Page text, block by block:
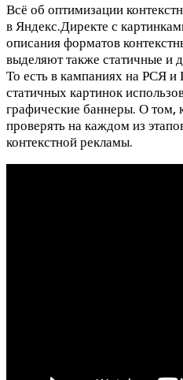
Всё об оптимизации
в Яндекс.Директе с
описания форматов
выделяют также статичные и
То есть в кампаниях на РСЯ
статичных картинок
графические баннеры. О том,
проверять на каждом из
контекстной рекламы.